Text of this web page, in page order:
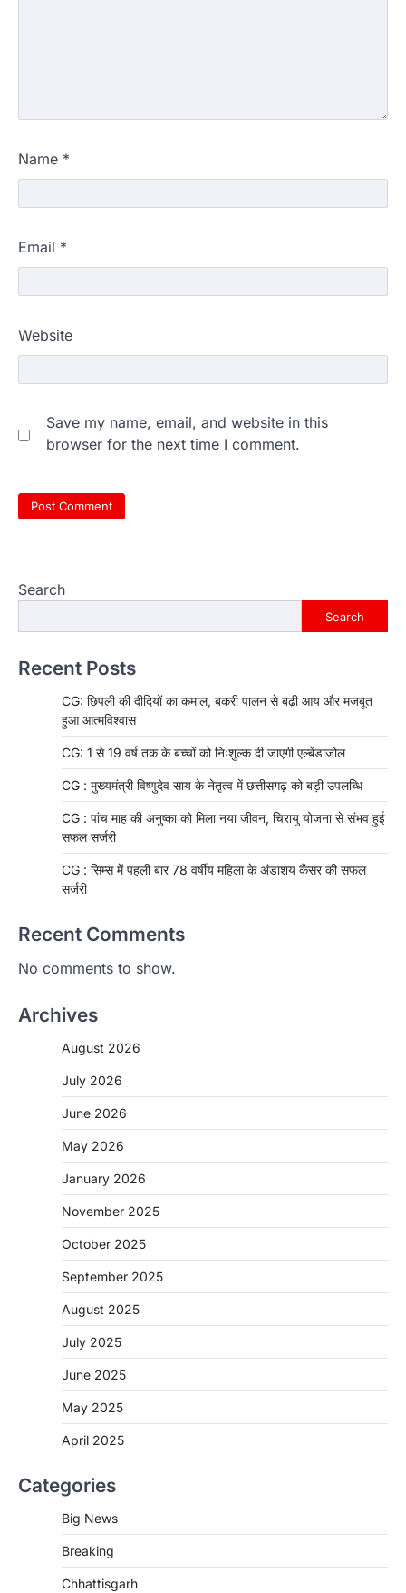
Name *
Email *
Website
Save my name, email, and website in this
browser for the next time I comment.
Search
Search
Recent Posts
CG: छिपली की दीदियों का कमाल, बकरी पालन से बढ़ी आय और मजबूत
हुआ आत्मविश्वास
CG: 1 से 19 वर्ष तक के बच्चों को निःशुल्क दी जाएगी एल्बेंडाजोल
CG : मुख्यमंत्री विष्णुदेव साय के नेतृत्व में छत्तीसगढ़ को बड़ी उपलब्धि
CG : पांच माह की अनुष्का को मिला नया जीवन, चिरायु योजना से संभव हुई
सफल सर्जरी
CG : सिम्स में पहली बार 78 वर्षीय महिला के अंडाशय कैंसर की सफल
सर्जरी
Recent Comments
No comments to show.
Archives
August 2026
July 2026
June 2026
May 2026
January 2026
November 2025
October 2025
September 2025
August 2025
July 2025
June 2025
May 2025
April 2025
Categories
Big News
Breaking
Chhattisgarh
CHHATTISGARH
CG: 1 से 19 वर्ष तक के बच्चों को निःशुल्क दी
जाएगी एल्बेंडाजोल
More Khabar August 7, 2026
रायपुर। राष्ट्रीय कृमि मुक्ति दिवस भारत सरकार द्वारा
CHHATTISGARH
जशपुर जिले की 5 माह की मासूम…